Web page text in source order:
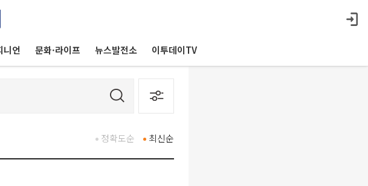
니언 문화·라이프 뉴스발전소 이투데이TV
최신순
정확도순